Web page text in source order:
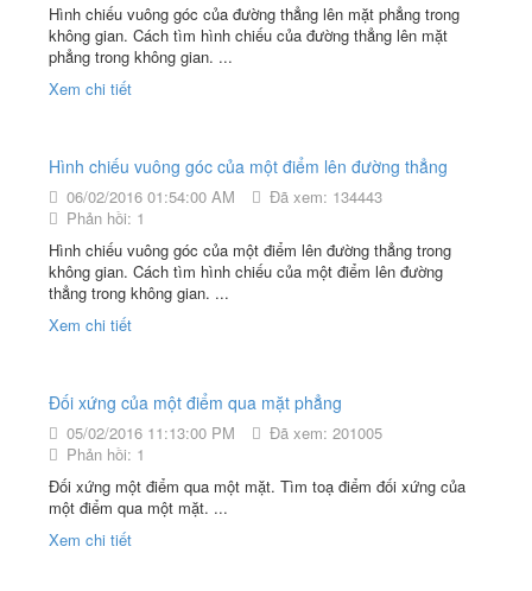
Hình chiếu vuông góc của đường thẳng lên mặt phẳng trong
không gian. Cách tìm hình chiếu của đường thẳng lên mặt
phẳng trong không gian. ...
Xem chi tiết
Hình chiếu vuông góc của một điểm lên đường thẳng
06/02/2016 01:54:00 AM
Đã xem: 134443
Phản hồi: 1
Hình chiếu vuông góc của một điểm lên đường thẳng trong
không gian. Cách tìm hình chiếu của một điểm lên đường
thẳng trong không gian. ...
Xem chi tiết
Đối xứng của một điểm qua mặt phẳng
05/02/2016 11:13:00 PM
Đã xem: 201005
Phản hồi: 1
Đối xứng một điểm qua một mặt. Tìm toạ điểm đối xứng của
một điểm qua một mặt. ...
Xem chi tiết